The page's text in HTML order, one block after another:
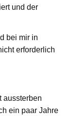
und der
bei mir in
erforderlich
aussterben
ein paar Jahre